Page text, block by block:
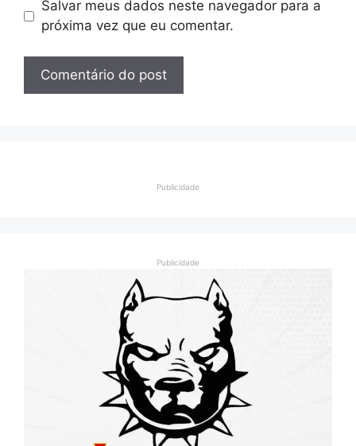
Salvar meus dados neste navegador para a
próxima vez que eu comentar.
Publicidade
Publicidade